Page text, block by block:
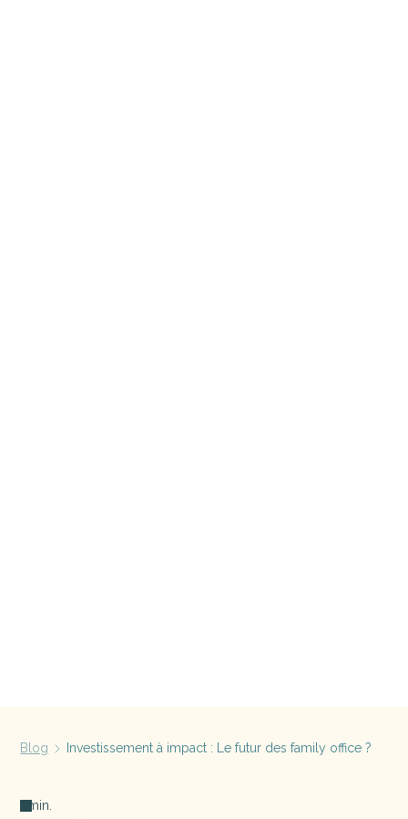
Blog Investissement à impact : Le futur des family office ?
min.